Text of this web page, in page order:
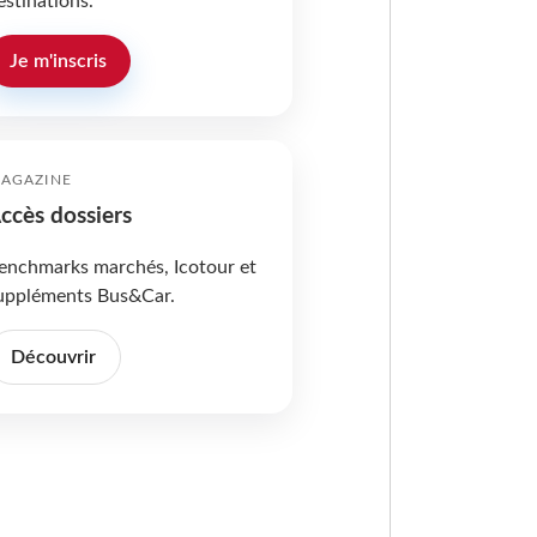
Je m'inscris
dossiers
marchés, Icotour et
Bus&Car.
Découvrir